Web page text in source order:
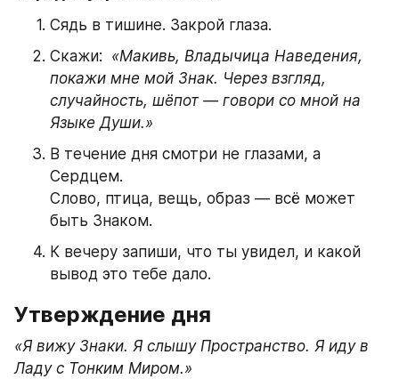
Сядь в тишине. Закрой глаза.
Скажи: «Макивь, Владычица Наведения,
покажи мне мой Знак. Через взгляд,
случайность, шёпот — говори со мной на
Языке Души.»
В течение дня смотри не глазами, а
Сердцем.
Слово, птица, вещь, образ — всё может
быть Знаком.
К вечеру запиши, что ты увидел, и какой
вывод это тебе дало.
Утверждение дня
«Я вижу Знаки. Я слышу Пространство. Я иду в
Ладу с Тонким Миром.»